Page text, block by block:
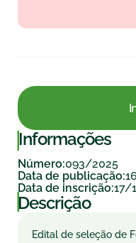
|Informações
Número:093/2025
Data de publicação:
Data de inscrição:17/
|Descrição
Edital de seleção de